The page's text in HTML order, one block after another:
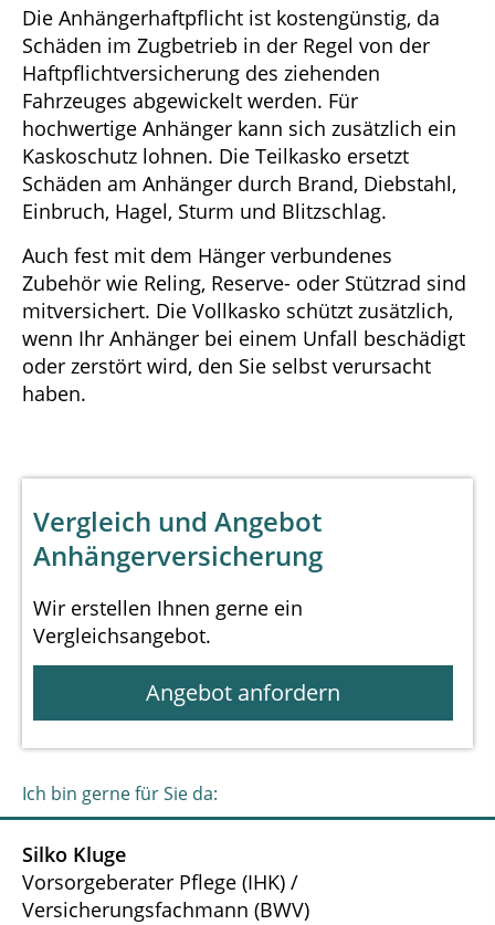
Die Anhängerhaftpflicht ist kostengünstig, da
Schäden im Zugbetrieb in der Regel von der
Haftpflichtversicherung des ziehenden
Fahrzeuges abgewickelt werden. Für
hochwertige Anhänger kann sich zusätzlich ein
Kaskoschutz lohnen. Die Teilkasko ersetzt
Schäden am Anhänger durch Brand, Diebstahl,
Einbruch, Hagel, Sturm und Blitzschlag.
Auch fest mit dem Hänger verbundenes
Zubehör wie Reling, Reserve- oder Stützrad sind
mitversichert. Die Vollkasko schützt zusätzlich,
wenn Ihr Anhänger bei einem Unfall beschädigt
oder zerstört wird, den Sie selbst verursacht
haben.
Vergleich und Angebot
Anhängerversicherung
Wir erstellen Ihnen gerne ein
Vergleichsangebot.
Angebot anfordern
Ich bin gerne für Sie da:
Silko Kluge
Vorsorgeberater Pflege (IHK) /
Versicherungsfachmann (BWV)